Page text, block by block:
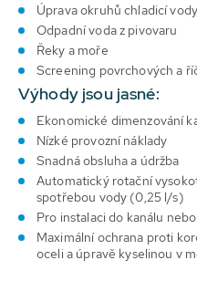
Úprava okruhů chladicí vody
Odpadní voda z pivovaru
Řeky a moře
Screening povrchových a
Výhody jsou jasné:
Ekonomické dimenzování
Nízké provozní náklady
Snadná obsluha a údržba
Automatický rotační
spotřebou vody (0,25 l/s)
Pro instalaci do kanálu
Maximální ochrana proti
oceli a úpravě kyselinou v